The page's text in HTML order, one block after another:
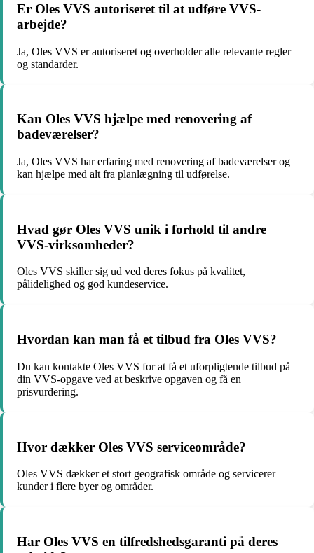
Er Oles VVS autoriseret til at udføre VVS-
arbejde?
Ja, Oles VVS er autoriseret og overholder alle relevante regler
og standarder.
Kan Oles VVS hjælpe med renovering af
badeværelser?
Ja, Oles VVS har erfaring med renovering af badeværelser og
kan hjælpe med alt fra planlægning til udførelse.
Hvad gør Oles VVS unik i forhold til andre
VVS-virksomheder?
Oles VVS skiller sig ud ved deres fokus på kvalitet,
pålidelighed og god kundeservice.
Hvordan kan man få et tilbud fra Oles VVS?
Du kan kontakte Oles VVS for at få et uforpligtende tilbud på
din VVS-opgave ved at beskrive opgaven og få en
prisvurdering.
Hvor dækker Oles VVS serviceområde?
Oles VVS dækker et stort geografisk område og servicerer
kunder i flere byer og områder.
Har Oles VVS en tilfredshedsgaranti på deres